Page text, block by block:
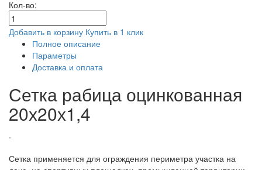
Кол-во:
Добавить в корзину Купить в 1 клик
Полное описание
Параметры
Доставка и оплата
Сетка рабица оцинкованная
20х20х1,4
.
Сетка применяется для ограждения периметра участка на